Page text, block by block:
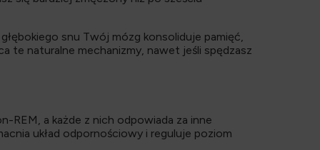
snu Twój mózg konsoliduje pamięć,
te naturalne mechanizmy, nawet jeśli spędzasz
REM, a każde z nich odpowiada za inne
układ odpornościowy i reguluje poziom